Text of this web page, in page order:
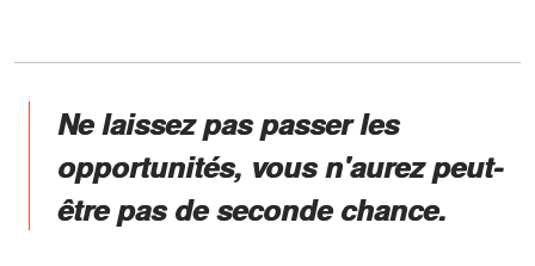
Ne laissez pas passer les
opportunités, vous n'aurez peut-
être pas de seconde chance.